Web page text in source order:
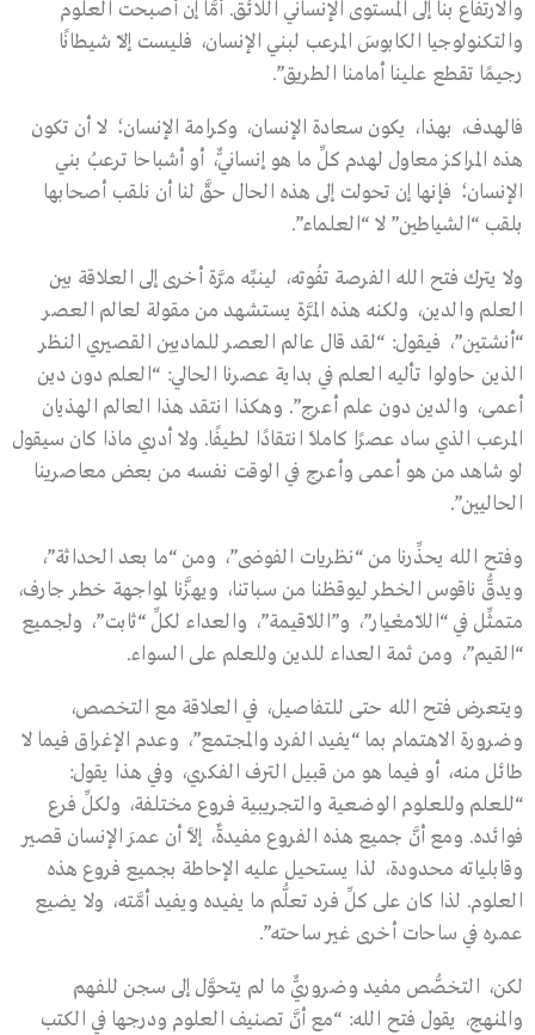
والارتفاع بنا إلى المستوى الإنساني اللائق. أمَّا إن أصبحت العلوم
والتكنولوجيا الكابوسَ المرعب لبني الإنسان، فليست إلاّ شيطانًا
رجيمًا تقطع علينا أمامنا الطريق”.
فالهدف، بهذا، يكون سعادة الإنسان، وكرامة الإنسان؛ لا أن تكون
هذه المراكز معاول لهدم كلِّ ما هو إنسانيٌّ، أو أشباحا ترعبُ بني
الإنسان؛ فإنها إن تحولت إلى هذه الحال حقَّ لنا أن نلقب أصحابها
بلقب “الشياطين” لا “العلماء”.
ولا يترك فتح الله الفرصة تفُوته، لينبِّه مرَّة أخرى إلى العلاقة بين
العلم والدين، ولكنه هذه المرَّة يستشهد من مقولة لعالم العصر
“أنشتين”، فيقول: “لقد قال عالم العصر للماديين القصيري النظر
الذين حاولوا تأليه العلم في بداية عصرنا الحالي: “العلم دون دين
أعمى، والدين دون علم أعرج”. وهكذا انتقد هذا العالم الهذيان
المرعب الذي ساد عصرًا كاملاً انتقادًا لطيفًا. ولا أدري ماذا كان سيقول
لو شاهد من هو أعمى وأعرج في الوقت نفسه من بعض معاصرينا
الحاليين”.
وفتح الله يحذِّرنا من “نظريات الفوضى”، ومن “ما بعد الحداثة”،
ويدقُّ ناقوس الخطر ليوقظنا من سباتنا، ويهزَّنا لمواجهة خطر جارف،
متمثِّل في “اللاّمعْيار”، و”اللاّقيمة”، والعداء لكلِّ “ثابت”، ولجميع
“القيم”، ومن ثمة العداء للدين وللعلم على السواء.
ويتعرض فتح الله حتى للتفاصيل، في العلاقة مع التخصص،
وضرورة الاهتمام بما “يفيد الفرد والمجتمع”، وعدم الإغراق فيما لا
طائل منه، أو فيما هو من قبيل الترف الفكري، وفي هذا يقول:
“للعلم وللعلوم الوضعية والتجريبية فروع مختلفة، ولكلِّ فرع
فوائده. ومع أنَّ جميع هذه الفروع مفيدةٌ، إلاَّ أن عمرَ الإنسان قصير
وقابلياته محدودة، لذا يستحيل عليه الإحاطة بجميع فروع هذه
العلوم. لذا كان على كلِّ فرد تعلُّم ما يفيده ويفيد أمَّته، ولا يضيع
عمره في ساحات أخرى غير ساحته”.
لكن، التخصُّص مفيد وضروريٌّ ما لم يتحوَّل إلى سجن للفهم
والمنهج، يقول فتح الله: “مع أنَّ تصنيف العلوم ودرجها في الكتب